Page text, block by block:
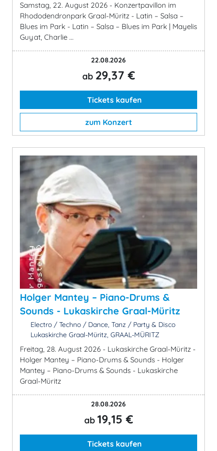
Samstag, 22. August 2026 - Konzertpavillon im
Rhododendronpark Graal-Müritz - Latin – Salsa –
Blues im Park - Latin – Salsa – Blues im Park | Mayelis
Guyat, Charlie ...
22.08.2026
ab 29,37 €
Tickets kaufen
zum Konzert
Holger Mantey – Piano-Drums &
Sounds - Lukaskirche Graal-Müritz
Electro / Techno / Dance, Tanz / Party & Disco
Lukaskirche Graal-Müritz, GRAAL-MÜRITZ
Freitag, 28. August 2026 - Lukaskirche Graal-Müritz -
Holger Mantey – Piano-Drums & Sounds - Holger
Mantey – Piano-Drums & Sounds - Lukaskirche
Graal-Müritz
28.08.2026
ab 19,15 €
Tickets kaufen